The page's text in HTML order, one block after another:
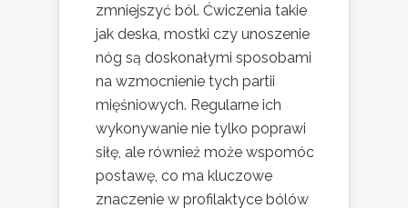
zmniejszyć ból. Ćwiczenia takie
jak deska, mostki czy unoszenie
nóg są doskonałymi sposobami
na wzmocnienie tych partii
mięśniowych. Regularne ich
wykonywanie nie tylko poprawi
siłę, ale również może wspomóc
postawę, co ma kluczowe
znaczenie w profilaktyce bólów